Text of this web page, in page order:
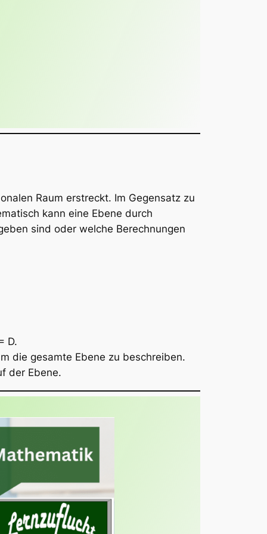
Raum erstreckt. Im Gegensatz zu
kann eine Ebene durch
sind oder welche Berechnungen
D.
die gesamte Ebene zu beschreiben.
der Ebene.